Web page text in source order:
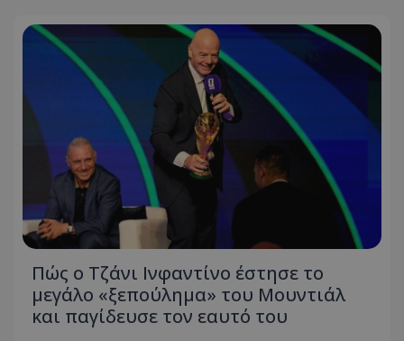
Πώς ο Τζάνι Ινφαντίνο έστησε το
μεγάλο «ξεπούλημα» του Μουντιάλ
και παγίδευσε τον εαυτό του